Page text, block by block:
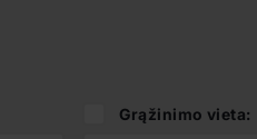
Grąžinimo vieta: